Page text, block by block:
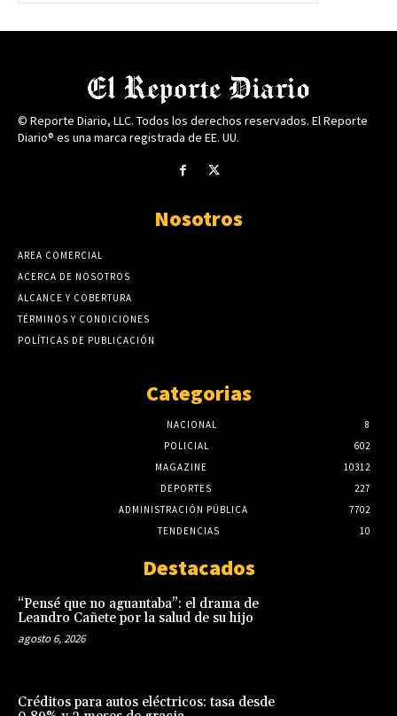
© Reporte Diario, LLC. Todos los derechos reservados. El Reporte
Diario® es una marca registrada de EE. UU.
Nosotros
AREA COMERCIAL
ACERCA DE NOSOTROS
ALCANCE Y COBERTURA
TÉRMINOS Y CONDICIONES
POLÍTICAS DE PUBLICACIÓN
Categorias
NACIONAL
8
POLICIAL
602
MAGAZINE
10312
DEPORTES
227
ADMINISTRACIÓN PÚBLICA
7702
TENDENCIAS
10
Destacados
“Pensé que no aguantaba”: el drama de
Leandro Cañete por la salud de su hijo
agosto 6, 2026
Créditos para autos eléctricos: tasa desde